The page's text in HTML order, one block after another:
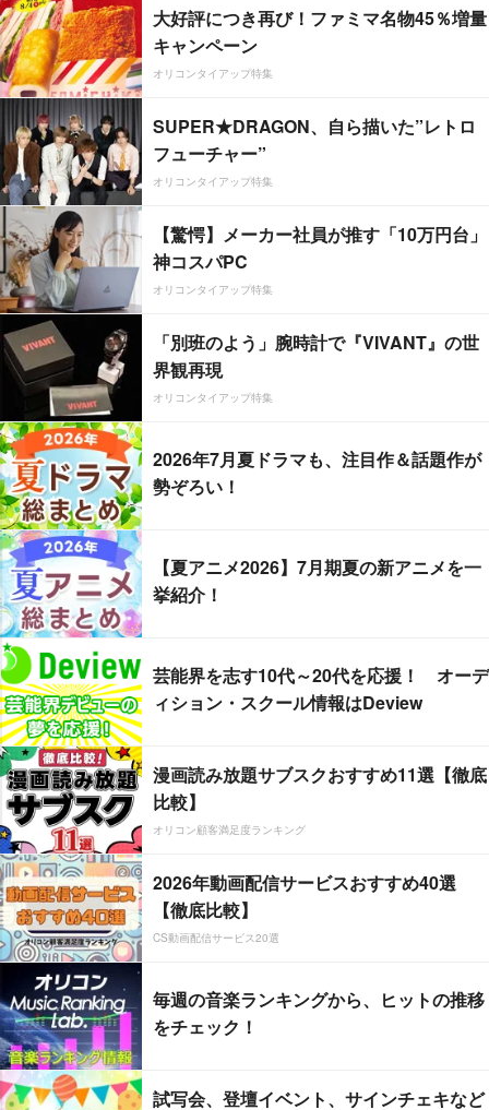
大好評につき再び！ファミマ名物45％増量
キャンペーン
オリコンタイアップ特集
SUPER★DRAGON、自ら描いた”レトロ
フューチャー”
オリコンタイアップ特集
【驚愕】メーカー社員が推す「10万円台」
神コスパPC
オリコンタイアップ特集
「別班のよう」腕時計で『VIVANT』の世
界観再現
オリコンタイアップ特集
2026年7月夏ドラマも、注目作＆話題作が
勢ぞろい！
【夏アニメ2026】7月期夏の新アニメを一
挙紹介！
芸能界を志す10代～20代を応援！ オーデ
ィション・スクール情報はDeview
漫画読み放題サブスクおすすめ11選【徹底
比較】
オリコン顧客満足度ランキング
2026年動画配信サービスおすすめ40選
【徹底比較】
CS動画配信サービス20選
毎週の音楽ランキングから、ヒットの推移
をチェック！
試写会、登壇イベント、サインチェキなど